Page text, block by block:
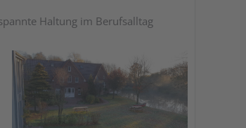
Haltung im Berufsalltag